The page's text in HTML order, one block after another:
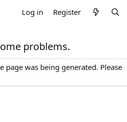
Log in Register
problems.
page was being generated. Please